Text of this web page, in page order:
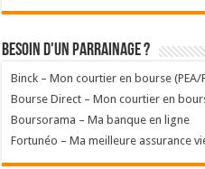
Besoin d'un parrainage ?
Binck – Mon courtier en bourse (PEA/
Bourse Direct – Mon courtier en
Boursorama – Ma banque en ligne
Fortunéo – Ma meilleure assurance